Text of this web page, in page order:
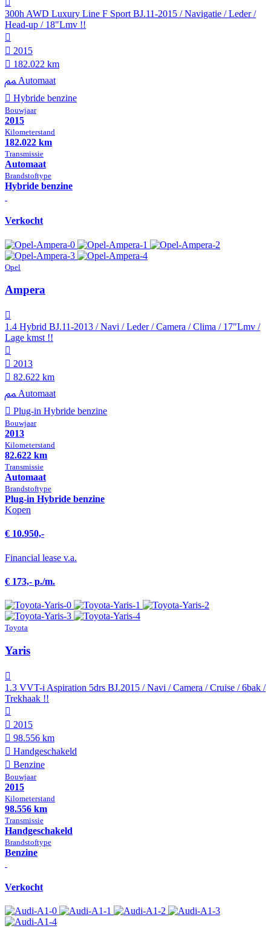
300h AWD Luxury Line F Sport BJ.11-2015 / Navigatie / Leder /
Head-up / 18"Lmv !!
2015
182.022 km
Automaat
Hybride benzine
Bouwjaar
2015
Kilometer­stand
182.022 km
Transmissie
Automaat
Brandstof­type
Hybride benzine
Verkocht
Opel
Ampera
1.4 Hybrid BJ.11-2013 / Navi / Leder / Camera / Clima / 17"Lmv /
Lage kmst !!
2013
82.622 km
Automaat
Plug-in Hybride benzine
Bouwjaar
2013
Kilometer­stand
82.622 km
Transmissie
Automaat
Brandstof­type
Plug-in Hybride benzine
Kopen
€ 10.950,-
Financial lease v.a.
€ 173,- p./m.
Toyota
Yaris
1.3 VVT-i Aspiration 5drs BJ.2015 / Navi / Camera / Cruise / 6bak /
Trekhaak !!
2015
98.556 km
Hand­geschakeld
Benzine
Bouwjaar
2015
Kilometer­stand
98.556 km
Transmissie
Hand­geschakeld
Brandstof­type
Benzine
Verkocht